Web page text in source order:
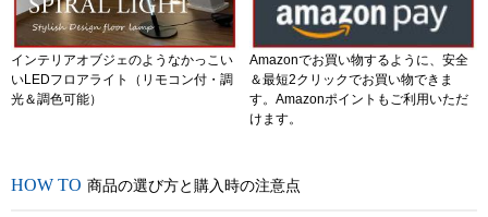
インテリアオブジェのようなかっこい
いLEDフロアライト（リモコン付・調
光＆調色可能）
Amazonでお買い物するように、安全
＆最短2クリックでお買い物できま
す。Amazonポイントもご利用いただ
けます。
商品の選び方と購入時の注意点